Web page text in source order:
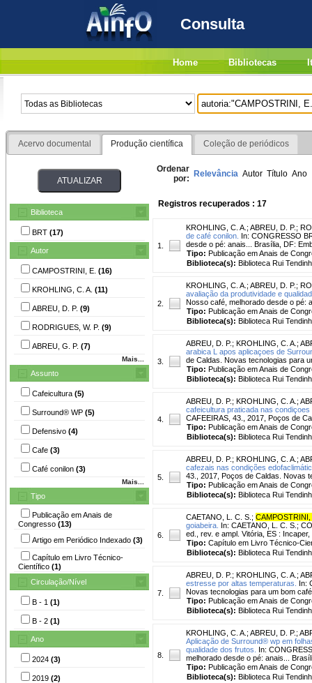
Consulta
Home Bibliotecas
Acervo documental Produção científica Coleção de periódicos
Biblioteca
BRT (17)
Autor
CAMPOSTRINI, E. (16)
KROHLING, C. A. (11)
ABREU, D. P. (9)
RODRIGUES, W. P. (9)
ABREU, G. P. (7)
Mais...
Assunto
Cafeicultura (5)
Surround® WP (5)
Defensivo (4)
Cafe (3)
Café conilon (3)
Mais...
Tipo
Publicação em Anais de
Congresso (13)
Artigo em Periódico Indexado (3)
Capítulo em Livro Técnico-
Científico (1)
Circulação/Nível
B - 1 (1)
B - 2 (1)
Ano
2024 (3)
2019 (2)
Ordenar
por: Relevância Autor Título Ano
Registros recuperados : 17
1.
KROHLING, C. A. ; ABREU, D. P. ;
de café conilon. In: CONGRESSO
desde o pé: anais... Brasília, DF:
Tipo: Publicação em Anais de
Biblioteca(s): Biblioteca Rui
2.
KROHLING, C. A. ; ABREU, D. P. ;
avaliação da produtividade e
Nosso café, melhorado desde o pé:
Tipo: Publicação em Anais de
Biblioteca(s): Biblioteca Rui
3.
ABREU, D. P. ; KROHLING, C. A. ;
arabica L apos aplicaçoes de
de Caldas. Novas tecnologias para
Tipo: Publicação em Anais de
Biblioteca(s): Biblioteca Rui
4.
ABREU, D. P. ; KROHLING, C. A. ;
cafeicultura praticada nas
CAFEEIRAS, 43., 2017, Poços de
Tipo: Publicação em Anais de
Biblioteca(s): Biblioteca Rui
5.
ABREU, D. P. ; KROHLING, C. A. ;
cafezais nas condições
43., 2017, Poços de Caldas. Novas
Tipo: Publicação em Anais de
Biblioteca(s): Biblioteca Rui
6.
CAETANO, L. C. S. ; CAMPOSTRINI,
goiabeira. In: CAETANO, L. C. S.;
ed., rev. e ampl. Vitória, ES :
Tipo: Capítulo em Livro Técnico-
Biblioteca(s): Biblioteca Rui
7.
ABREU, D. P. ; KROHLING, C. A. ;
estresse por altas temperaturas.
In:
Novas tecnologias para um bom
Tipo: Publicação em Anais de
Biblioteca(s): Biblioteca Rui
8.
KROHLING, C. A. ; ABREU, D. P. ;
Aplicação de Surround® wp em
qualidade dos frutos.
In:
melhorado desde o pé: anais...
Tipo: Publicação em Anais de
Biblioteca(s): Biblioteca Rui